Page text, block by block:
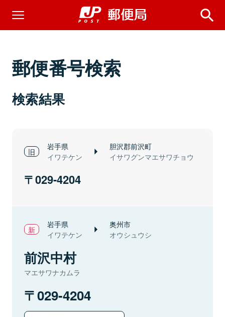
郵便番号検索
検索結果
岩手県
イワテケン
胆沢郡前沢町
イサワグンマエサワチョウ
029-4204
岩手県
イワテケン
奥州市
オウシュウシ
前沢中村
マエサワナカムラ
029-4204